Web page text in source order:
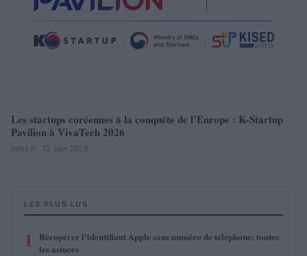
Les startups coréennes à la conquête de l’Europe : K-Startup
Pavilion à VivaTech 2026
Infos.fr · 12 Juin 2026
LES PLUS LUS
1
Récupérer l’identifiant Apple sans numéro de téléphone: toutes
les astuces